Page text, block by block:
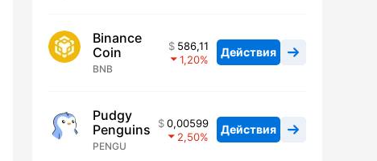
Binance
Coin
BNB
586,11
1,20
Действия
Pudgy
Penguins
PENGU
0,00599
2,50
Действия